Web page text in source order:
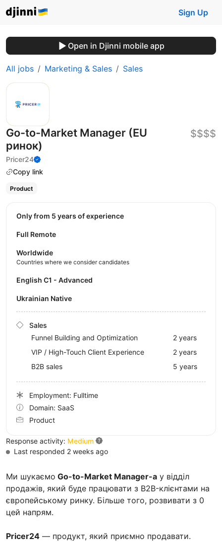
Sign Up
Open in Djinni mobile app
All jobs Marketing & Sales Sales
Go-to-Market Manager (EU
ринок)
Pricer24
Copy link
$$$$
Product
Ми шукаємо Go-to-Market Manager-а у відділ
продажів, який буде працювати з B2B-клієнтами на
європейському ринку. Більше того, розвивати з 0
цей напрям.
Pricer24 — продукт, який приємно продавати.
Only from 5 years of experience
Full Remote
Worldwide
Countries where we consider candidates
English C1 - Advanced
Ukrainian Native
Sales
Funnel Building and Optimization
2 years
VIP / High-Touch Client Experience
2 years
B2B sales
5 years
Employment: Fulltime
Domain: SaaS
Product
Response activity: Medium
Last responded 2 weeks ago